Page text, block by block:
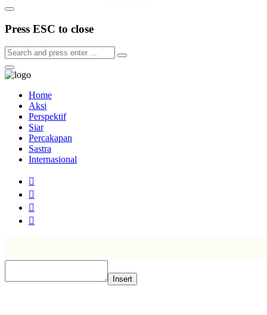
Press ESC to close
Home
Aksi
Perspektif
Siar
Percakapan
Sastra
Internasional
Insert